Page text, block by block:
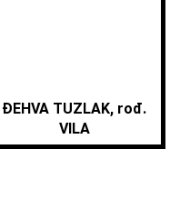
ĐEHVA TUZLAK, rođ.
VILA